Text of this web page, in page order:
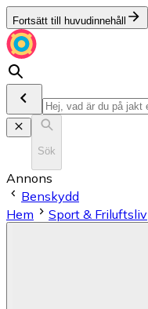
Fortsätt till huvudinnehåll
Sök
Annons
Benskydd
Hem
Sport & Friluftsliv